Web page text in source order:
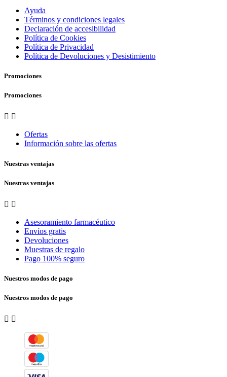
Ayuda
Términos y condiciones legales
Declaración de accesibilidad
Política de Cookies
Política de Privacidad
Política de Devoluciones y Desistimiento
Promociones
Promociones
 
Ofertas
Información sobre las ofertas
Nuestras ventajas
Nuestras ventajas
 
Asesoramiento farmacéutico
Envíos gratis
Devoluciones
Muestras de regalo
Pago 100% seguro
Nuestros modos de pago
Nuestros modos de pago
 